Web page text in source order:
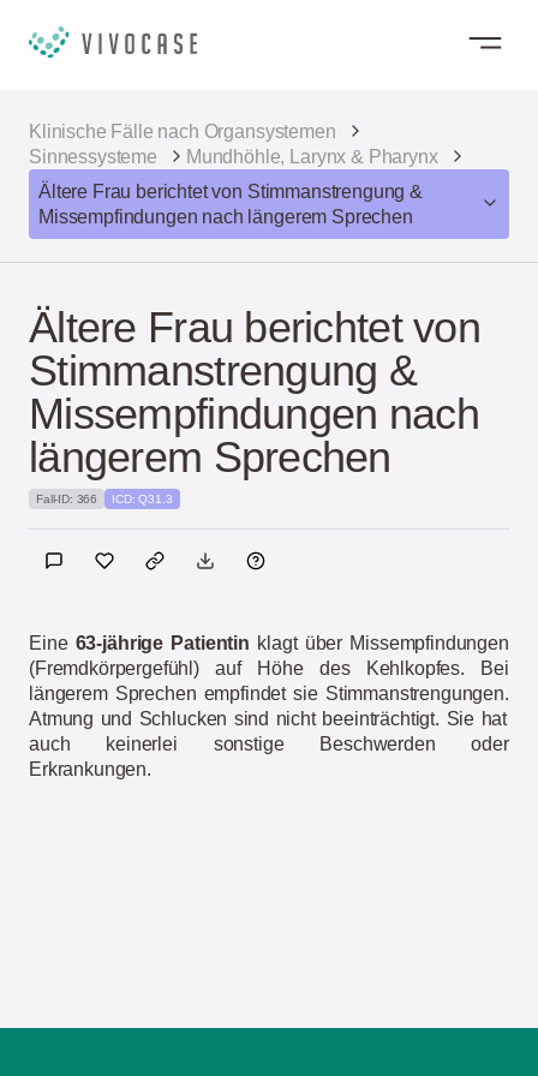
Klinische Fälle nach Organsystemen
Sinnessysteme
Mundhöhle, Larynx & Pharynx
Ältere Frau berichtet von Stimmanstrengung &
Missempfindungen nach längerem Sprechen
Ältere Frau berichtet von
Stimmanstrengung &
Missempfindungen nach
längerem Sprechen
Fall-ID: 366 ICD: Q31.3
Eine 63-jährige Patientin klagt über Missempfindungen
(Fremdkörpergefühl) auf Höhe des Kehlkopfes. Bei
längerem Sprechen empfindet sie Stimmanstrengungen.
Atmung und Schlucken sind nicht beeinträchtigt. Sie hat
auch keinerlei sonstige Beschwerden oder
Erkrankungen.